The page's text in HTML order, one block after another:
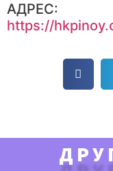
АДРЕС:
https://